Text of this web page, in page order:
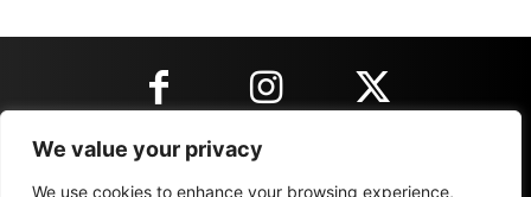
We value your privacy
We use cookies to enhance your browsing experience,
KONTAKT INFORMACIJE